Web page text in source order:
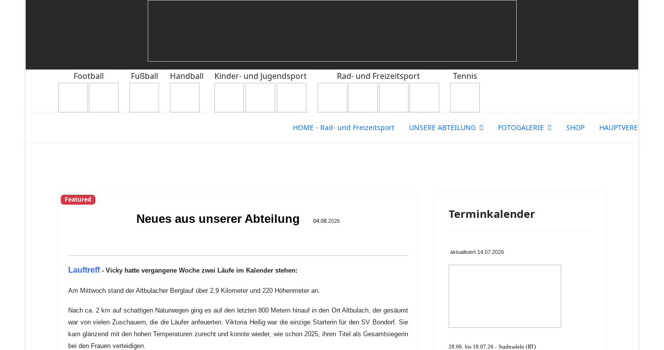
Football Fußball Handball Kinder- und Jugendsport Rad- und Freizeitsport Tennis
HOME - Rad- und Freizeitsport UNSERE ABTEILUNG FOTOGALERIE SHOP HAUPTVEREIN
Featured
Neues aus unserer Abteilung 04.08 .2026
Lauftreff - Vicky hatte vergangene Woche zwei Läufe im Kalender stehen:
Am Mittwoch stand der Altbulacher Berglauf über 2,9 Kilometer und 220 Höhenmeter an.
Nach ca. 2 km auf schattigen Naturwegen ging es auf den letzten 800 Metern hinauf in den Ort Altbulach, der gesäumt
war von vielen Zuschauern, die die Läufer anfeuerten. Viktoria Heilig war die einzige Starterin für den SV Bondorf. Sie
kam glänzend mit den hohen Temperaturen zurecht und konnte wieder, wie schon 2025,ihren Titel als Gesamtsiegerin
bei den Frauen verteidigen.
Terminkalender
aktualisiert 14.07.2026
28.06. bis 18.07.26 - Stadtradeln (RT)